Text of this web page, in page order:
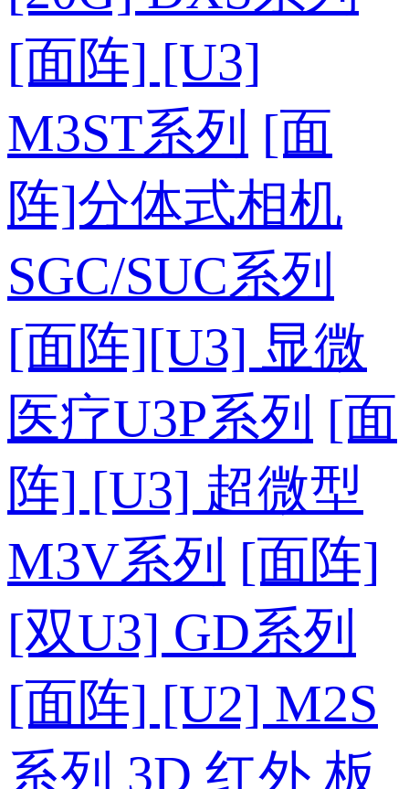
[面阵] [U3]
M3ST系列 [面
阵]分体式相机
SGC/SUC系列
[面阵][U3] 显微
医疗U3P系列 [面
阵] [U3] 超微型
M3V系列 [面阵]
[双U3] GD系列
[面阵] [U2] M2S
系列 3D 红外 板